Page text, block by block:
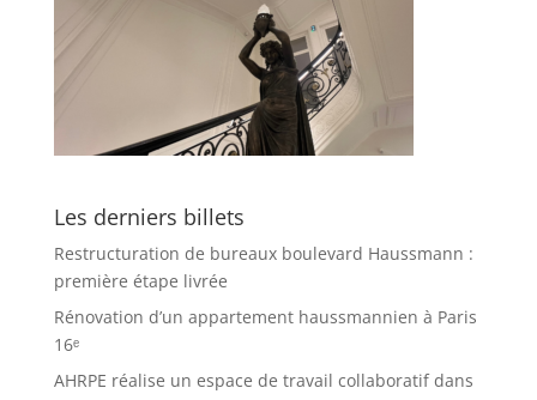
Les derniers billets
Restructuration de bureaux boulevard Haussmann :
première étape livrée
Rénovation d’un appartement haussmannien à Paris
16ᵉ
AHRPE réalise un espace de travail collaboratif dans